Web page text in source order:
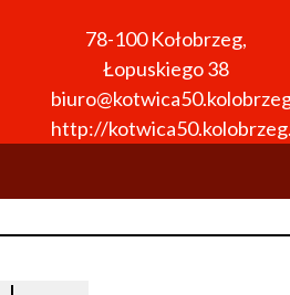
78-100 Kołobrzeg,
Łopuskiego 38
http://